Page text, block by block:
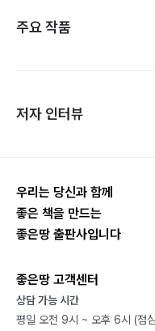
주요 작품
저자 인터뷰
우리는 당신과 함께
좋은 책을 만드는
좋은땅 출판사입니다
좋은땅 고객센터
상담 가능 시간
평일 오전 9시 ~ 오후 6시 (점